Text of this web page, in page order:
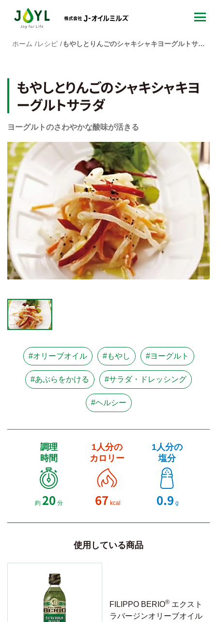
ホーム レシピ もやしとりんごのシャキシャキヨーグルトサラダ
もやしとりんごのシャキシャキヨ
ーグルトサラダ
ヨーグルトのさわやかな酸味が活きる
#オリーブオイル #もやし #ヨーグルト
#あぶらをかける #サラダ・ドレッシング
#ヘルシー
調理
時間
約 20 分
1人分の
カロリー
67 kcal
1人分の
塩分
0.9 g
使用している商品
FILIPPO BERIO® エクスト
ラバージンオリーブオイル